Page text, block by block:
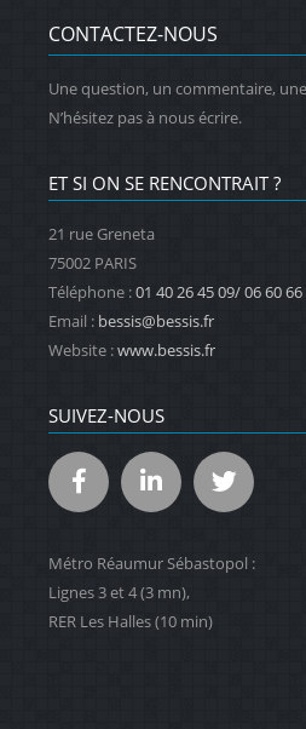
CONTACTEZ-NOUS
Une question, un commentaire,
N’hésitez pas à nous écrire.
ET SI ON SE RENCONTRAIT ?
21 rue Greneta
75002 PARIS
Téléphone :01 40 26 45 09/ 06 60
Email : bessis@bessis.fr
Website :www.bessis.fr
SUIVEZ-NOUS
Métro Réaumur Sébastopol :
Lignes 3 et 4 (3 mn),
RER Les Halles (10 min)